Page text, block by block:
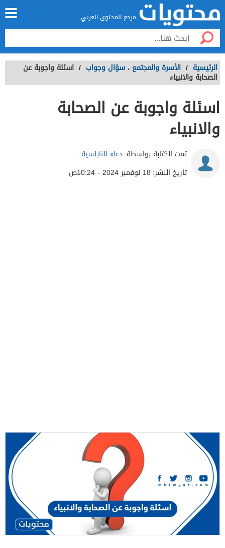
مرجع المحتوى العربي
الرئيسية / الأسرة والمجتمع ، سؤال وجواب / اسئلة واجوبة عن
الصحابة والانبياء
اسئلة واجوبة عن الصحابة
والانبياء
تمت الكتابة بواسطة:دعاء النابلسية
تاريخ النشر: 18 نوفمبر 2024 - 10:24ص